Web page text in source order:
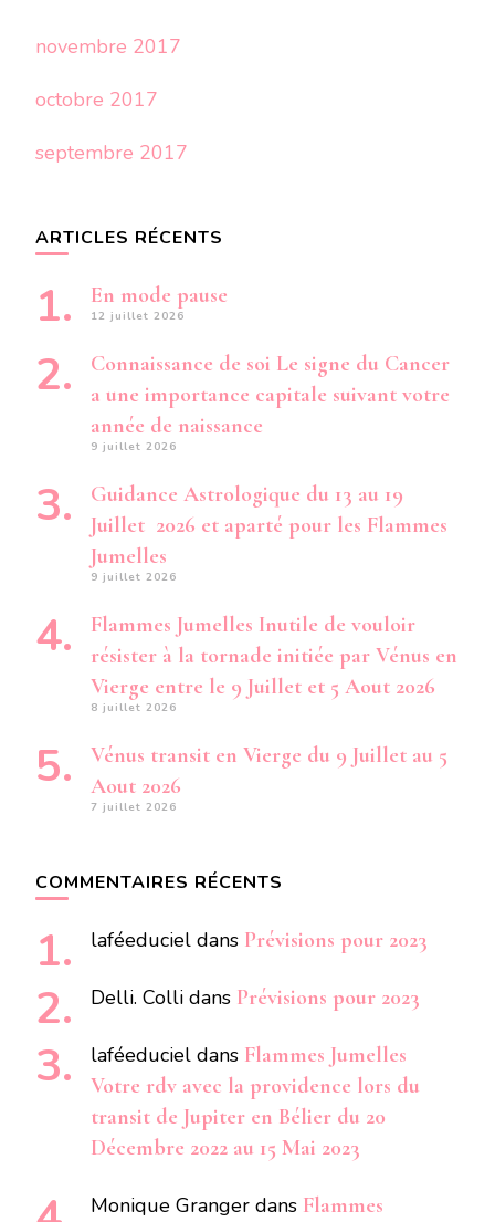
novembre 2017
octobre 2017
septembre 2017
ARTICLES RÉCENTS
En mode pause
12 juillet 2026
Connaissance de soi Le signe du Cancer
a une importance capitale suivant votre
année de naissance
9 juillet 2026
Guidance Astrologique du 13 au 19
Juillet 2026 et aparté pour les Flammes
Jumelles
9 juillet 2026
Flammes Jumelles Inutile de vouloir
résister à la tornade initiée par Vénus en
Vierge entre le 9 Juillet et 5 Aout 2026
8 juillet 2026
Vénus transit en Vierge du 9 Juillet au 5
Aout 2026
7 juillet 2026
COMMENTAIRES RÉCENTS
laféeduciel dans Prévisions pour 2023
Delli. Colli dans Prévisions pour 2023
laféeduciel dans Flammes Jumelles
Votre rdv avec la providence lors du
transit de Jupiter en Bélier du 20
Décembre 2022 au 15 Mai 2023
Monique Granger dans Flammes